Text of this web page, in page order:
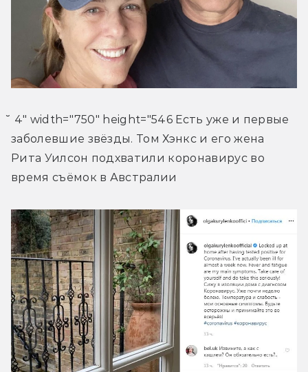
̆ 4" width="750" height="546 Есть уже и первые
заболевшие звёзды. Том Хэнкс и его жена
Рита Уилсон подхватили коронавирус во
время съёмок в Австралии